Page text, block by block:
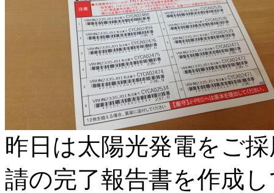
昨日は太陽光発電をご
請の完了報告書を作成